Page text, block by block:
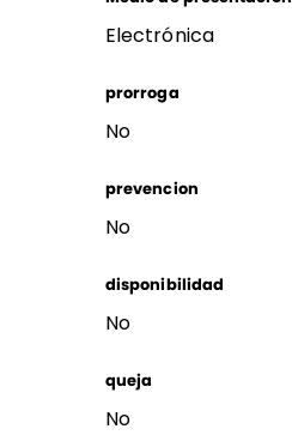
Electrónica
prorroga
No
prevencion
No
disponibilidad
No
queja
No